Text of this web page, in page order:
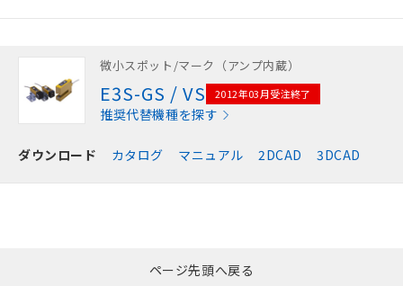
微小スポット/マーク（アンプ内蔵）
E3S-GS / VS 2012年03月受注終了
推奨代替機種を探す
ダウンロード カタログ マニュアル 2DCAD 3DCAD
ページ先頭へ戻る